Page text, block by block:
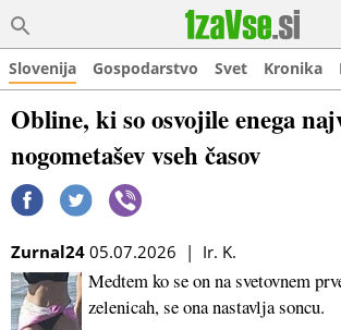
Slovenija Gospodarstvo Svet Kronika
Obline, ki so osvojile enega
nogometašev vseh časov
Zurnal24 05.07.2026 | Ir. K.
Medtem ko se on na svetovnem
zelenicah, se ona nastavlja soncu.